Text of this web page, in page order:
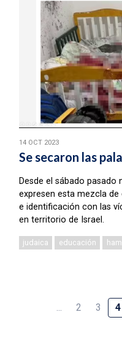
14 OCT 2023
Se secaron las
Desde el sábado pasado
expresen esta mezcla
e identificación con las
en territorio de Israel.
judaica educación
2 3 4